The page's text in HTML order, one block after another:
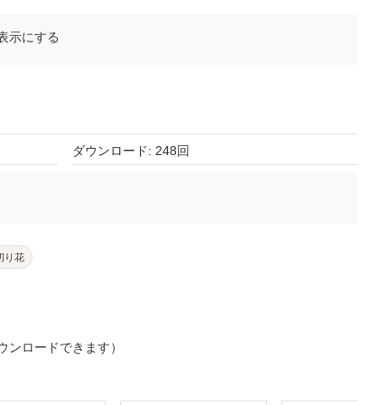
示にする
ダウンロード: 248回
り花
ンロードできます）